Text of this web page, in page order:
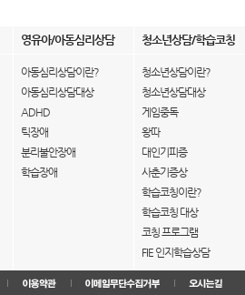
영유아/아동심리상담 청소년상담/학습코칭
아동심리상담이란?
아동심리상담대상
ADHD
틱장애
분리불안장애
학습장애
청소년상담이란?
청소년상담대상
게임중독
왕따
대인기피증
사춘기증상
학습코칭이란?
학습코칭 대상
코칭 프로그램
FIE 인지학습상담